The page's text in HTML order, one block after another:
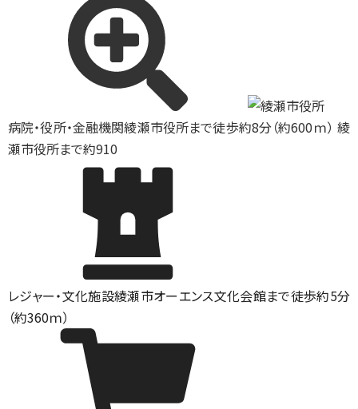
病院・役所・金融機関綾瀬市役所まで徒歩約8分（約600ｍ） 綾
瀬市役所まで約910
レジャー・文化施設綾瀬市オーエンス文化会館まで徒歩約5分
（約360ｍ）